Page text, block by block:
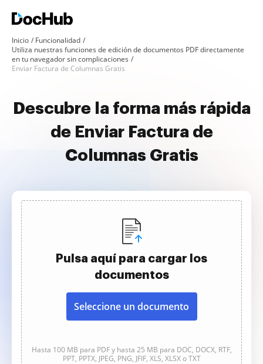
Inicio
Funcionalidad
Utiliza nuestras funciones de edición de documentos PDF directamente
en tu navegador sin complicaciones
Enviar Factura de Columnas Gratis
Descubre la forma más rápida
de Enviar Factura de
Columnas Gratis
Pulsa aquí para cargar los
documentos
Seleccione un documento
Hasta 100 MB para PDF y hasta 25 MB para DOC, DOCX, RTF,
PPT, PPTX, JPEG, PNG, JFIF, XLS, XLSX o TXT